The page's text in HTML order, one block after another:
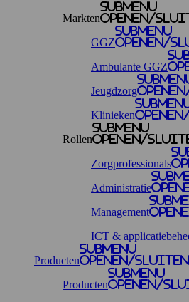
Markten
Submenu
openen/
GGZ
Submenu
openen/
Ambulante GGZ
Jeugdzorg
Klinieken
Rollen
Submenu
openen/
Zorgprofessionals
Administratie
Management
ICT &
Producten
Submenu
openen/sluiten
Producten
Submenu
openen/